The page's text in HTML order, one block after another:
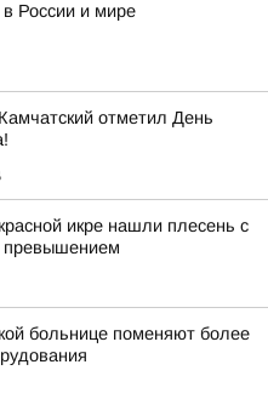
в России и мире
отметил День
икре нашли плесень с
превышением
больнице поменяют более